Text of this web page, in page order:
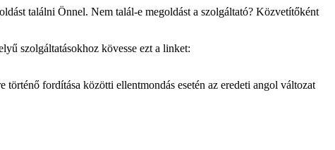
találni Önnel. Nem talál-e megoldást a szolgáltató? Közvetítőként
szolgáltatásokhoz kövesse ezt a linket:
fordítása közötti ellentmondás esetén az eredeti angol változat